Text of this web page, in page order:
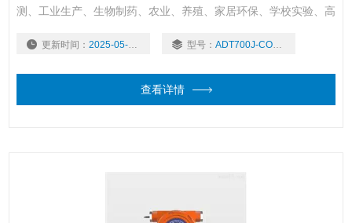
测、工业生产、生物制药、农业、养殖、家居环保、学校实验、高
更新时间： 2025-05-06 型号： ADT700J-CO2-IR
查看详情